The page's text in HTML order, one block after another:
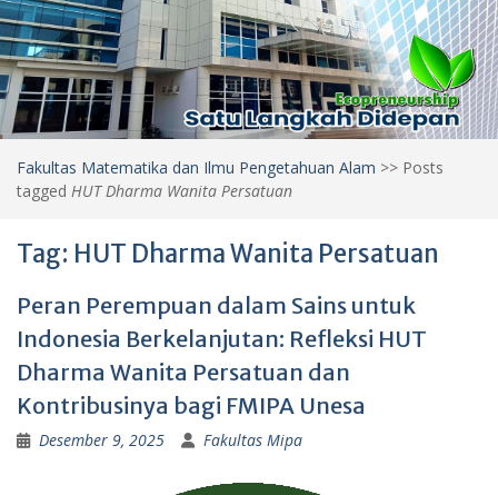
Fakultas Matematika dan Ilmu Pengetahuan Alam >> Posts
tagged HUT Dharma Wanita Persatuan
Tag: HUT Dharma Wanita Persatuan
Peran Perempuan dalam Sains untuk
Indonesia Berkelanjutan: Refleksi HUT
Dharma Wanita Persatuan dan
Kontribusinya bagi FMIPA Unesa
Desember 9, 2025 Fakultas Mipa